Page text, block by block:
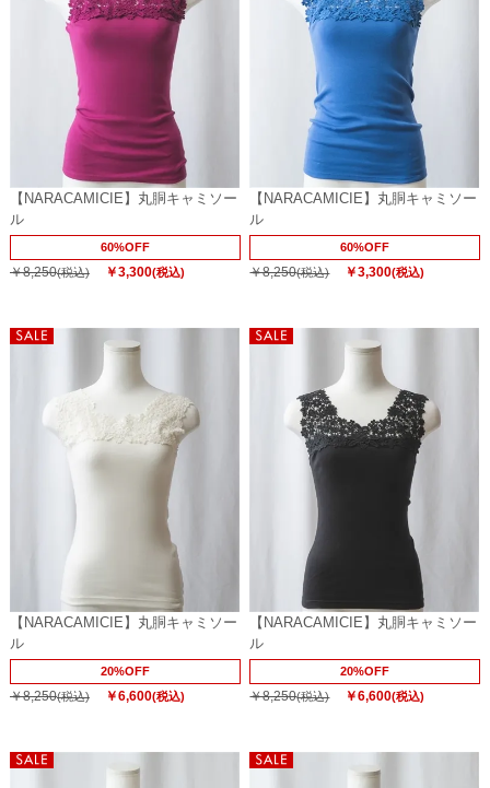
【NARACAMICIE】丸胴キャミソー
ル
60%OFF
￥8,250(税込) ￥3,300(税込)
【NARACAMICIE】丸胴キャミソー
ル
60%OFF
￥8,250(税込) ￥3,300(税込)
【NARACAMICIE】丸胴キャミソー
ル
20%OFF
￥8,250(税込) ￥6,600(税込)
【NARACAMICIE】丸胴キャミソー
ル
20%OFF
￥8,250(税込) ￥6,600(税込)